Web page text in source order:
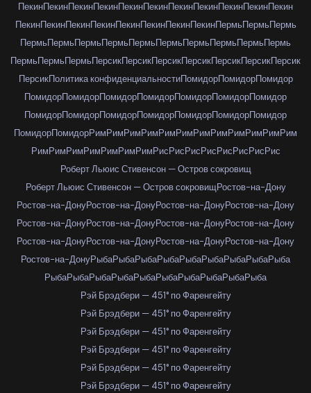
ПекинПекинПекинПекинПекинПекинПекинПекинПекинПекинПекин
ПекинПекинПекинПекинПекинПекинПекинПекинПермьПермьПермь
ПермьПермьПермьПермьПермьПермьПермьПермьПермьПермь
ПермьПермьПермьПерсикПерсикПерсикПерсикПерсикПерсикПерсик
ПерсикПолитика конфиденциальностиПомидорПомидорПомидор
ПомидорПомидорПомидорПомидорПомидорПомидорПомидор
ПомидорПомидорПомидорПомидорПомидорПомидорПомидор
ПомидорПомидорРимРимРимРимРимРимРимРимРимРимРимРим
РимРимРимРимРимРимРимРисРисРисРисРисРисРисРис
Роберт Льюис Стивенсон — Остров сокровищ
Роберт Льюис Стивенсон — Остров сокровищРостов-на-Дону
Ростов-на-ДонуРостов-на-ДонуРостов-на-ДонуРостов-на-Дону
Ростов-на-ДонуРостов-на-ДонуРостов-на-ДонуРостов-на-Дону
Ростов-на-ДонуРостов-на-ДонуРостов-на-ДонуРостов-на-Дону
Ростов-на-ДонуРыбаРыбаРыбаРыбаРыбаРыбаРыбаРыбаРыба
РыбаРыбаРыбаРыбаРыбаРыбаРыбаРыбаРыбаРыба
Рэй Брэдбери — 451° по Фаренгейту
Рэй Брэдбери — 451° по Фаренгейту
Рэй Брэдбери — 451° по Фаренгейту
Рэй Брэдбери — 451° по Фаренгейту
Рэй Брэдбери — 451° по Фаренгейту
Рэй Брэдбери — 451° по Фаренгейту